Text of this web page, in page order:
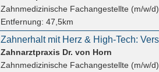
Zahnmedizinische Fachangestellte (m/w/d)
Entfernung: 47,5km
Zahnarztpraxis Dr. von Horn
Zahnmedizinische Fachangestellte (m/w/d)